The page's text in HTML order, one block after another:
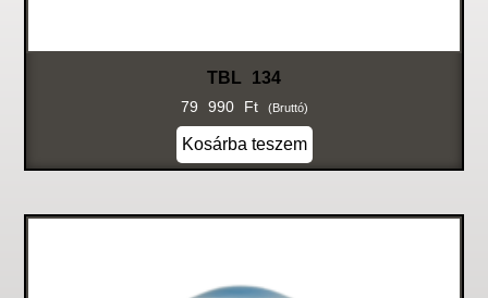
TBL 134
79 990 Ft (bruttó)
Kosárba teszem